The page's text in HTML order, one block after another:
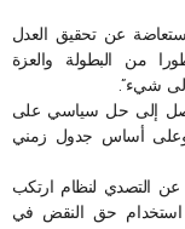
عن تحقيق العدل
من البطولة والعزة
شيء”.
إلى حل سياسي على
وعلى أساس جدول زمني
عن التصدي لنظام ارتكب
استخدام حق النقض في